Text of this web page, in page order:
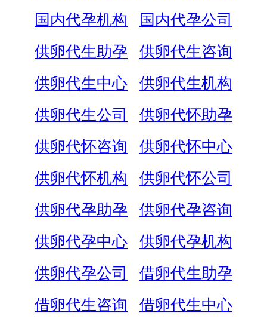
国内代孕机构
国内代孕公司
供卵代生助孕
供卵代生咨询
供卵代生中心
供卵代生机构
供卵代生公司
供卵代怀助孕
供卵代怀咨询
供卵代怀中心
供卵代怀机构
供卵代怀公司
供卵代孕助孕
供卵代孕咨询
供卵代孕中心
供卵代孕机构
供卵代孕公司
借卵代生助孕
借卵代生咨询
借卵代生中心